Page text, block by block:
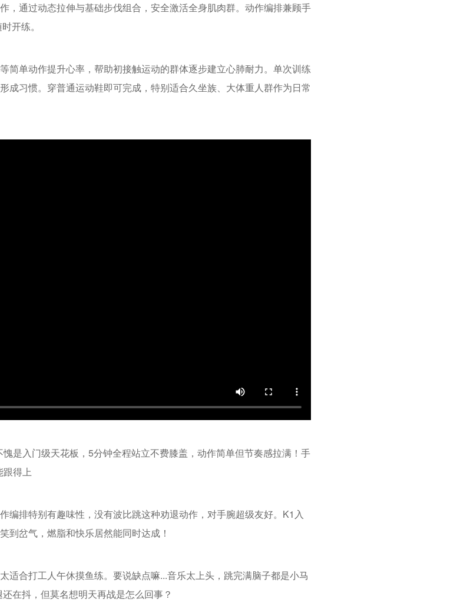
，通过动态拉伸与基础步伐组合，安全激活全身肌肉群。动作编排兼顾手
开练。
简单动作提升心率，帮助初接触运动的群体逐步建立心肺耐力。单次训练
成习惯。穿普通运动鞋即可完成，特别适合久坐族、大体重人群作为日常
是入门级天花板，5分钟全程站立不费膝盖，动作简单但节奏感拉满！手
跟得上
编排特别有趣味性，没有波比跳这种劝退动作，对手腕超级友好。K1入
到岔气，燃脂和快乐居然能同时达成！
适合打工人午休摸鱼练。要说缺点嘛...音乐太上头，跳完满脑子都是小马
在抖，但莫名想明天再战是怎么回事？